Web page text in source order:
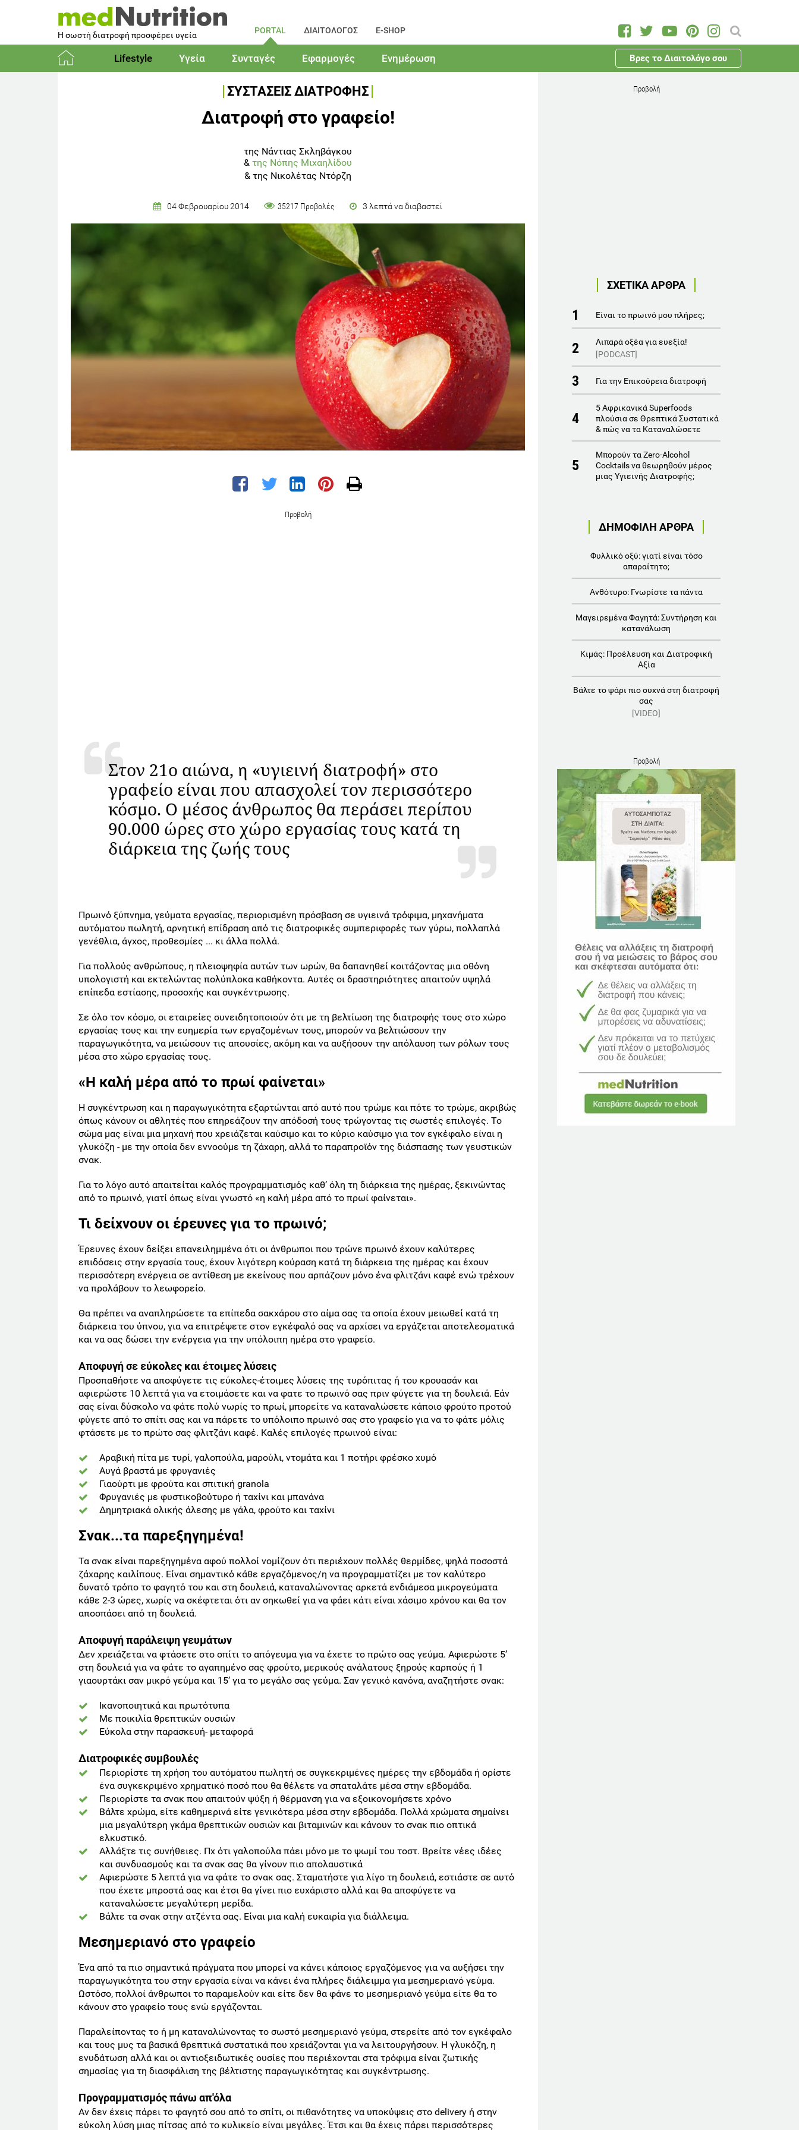
Η σωστή διατροφή προσφέρει υγεία PORTAL ΔΙΑΙΤΟΛΟΓΟΣ E-SHOP
Lifestyle Υγεία Συνταγές Εφαρμογές Ενημέρωση Βρες το Διαιτολόγο σου
ΣΥΣΤΑΣΕΙΣ ΔΙΑΤΡΟΦΗΣ
Διατροφή στο γραφείο!
της Νάντιας Σκληβάγκου
& της Νόπης Μιχαηλίδου
& της Νικολέτας Ντόρζη
04 Φεβρουαρίου 2014 35217 Προβολές 3 λεπτά να διαβαστεί
Προβολή
Στον 21ο αιώνα, η «υγιεινή διατροφή» στο
γραφείο είναι που απασχολεί τον περισσότερο
κόσμο. Ο μέσος άνθρωπος θα περάσει περίπου
90.000 ώρες στο χώρο εργασίας τους κατά τη
διάρκεια της ζωής τους
Πρωινό ξύπνημα, γεύματα εργασίας, περιορισμένη πρόσβαση σε υγιεινά τρόφιμα, μηχανήματα
αυτόματου πωλητή, αρνητική επίδραση από τις διατροφικές συμπεριφορές των γύρω, πολλαπλά
γενέθλια, άγχος, προθεσμίες ... κι άλλα πολλά.
Για πολλούς ανθρώπους, η πλειοψηφία αυτών των ωρών, θα δαπανηθεί κοιτάζοντας μια οθόνη
υπολογιστή και εκτελώντας πολύπλοκα καθήκοντα. Αυτές οι δραστηριότητες απαιτούν υψηλά
επίπεδα εστίασης, προσοχής και συγκέντρωσης.
Σε όλο τον κόσμο, οι εταιρείες συνειδητοποιούν ότι με τη βελτίωση της διατροφής τους στο χώρο
εργασίας τους και την ευημερία των εργαζομένων τους, μπορούν να βελτιώσουν την
παραγωγικότητα, να μειώσουν τις απουσίες, ακόμη και να αυξήσουν την απόλαυση των ρόλων τους
μέσα στο χώρο εργασίας τους.
«Η καλή μέρα από το πρωί φαίνεται»
Η συγκέντρωση και η παραγωγικότητα εξαρτώνται από αυτό που τρώμε και πότε το τρώμε, ακριβώς
όπως κάνουν οι αθλητές που επηρεάζουν την απόδοσή τους τρώγοντας τις σωστές επιλογές. Το
σώμα μας είναι μια μηχανή που χρειάζεται καύσιμο και το κύριο καύσιμο για τον εγκέφαλο είναι η
γλυκόζη - με την οποία δεν εννοούμε τη ζάχαρη, αλλά το παραπροϊόν της διάσπασης των γευστικών
σνακ.
Για το λόγο αυτό απαιτείται καλός προγραμματισμός καθ’ όλη τη διάρκεια της ημέρας, ξεκινώντας
από το πρωινό, γιατί όπως είναι γνωστό «η καλή μέρα από το πρωί φαίνεται».
Τι δείχνουν οι έρευνες για το πρωινό;
Έρευνες έχουν δείξει επανειλημμένα ότι οι άνθρωποι που τρώνε πρωινό έχουν καλύτερες
επιδόσεις στην εργασία τους, έχουν λιγότερη κούραση κατά τη διάρκεια της ημέρας και έχουν
περισσότερη ενέργεια σε αντίθεση με εκείνους που αρπάζουν μόνο ένα φλιτζάνι καφέ ενώ τρέχουν
να προλάβουν το λεωφορείο.
Θα πρέπει να αναπληρώσετε τα επίπεδα σακχάρου στο αίμα σας τα οποία έχουν μειωθεί κατά τη
διάρκεια του ύπνου, για να επιτρέψετε στον εγκέφαλό σας να αρχίσει να εργάζεται αποτελεσματικά
και να σας δώσει την ενέργεια για την υπόλοιπη ημέρα στο γραφείο.
Αποφυγή σε εύκολες και έτοιμες λύσεις
Προσπαθήστε να αποφύγετε τις εύκολες-έτοιμες λύσεις της τυρόπιτας ή του κρουασάν και
αφιερώστε 10 λεπτά για να ετοιμάσετε και να φατε το πρωινό σας πριν φύγετε για τη δουλειά. Εάν
σας είναι δύσκολο να φάτε πολύ νωρίς το πρωί, μπορείτε να καταναλώσετε κάποιο φρούτο προτού
φύγετε από το σπίτι σας και να πάρετε το υπόλοιπο πρωινό σας στο γραφείο για να το φάτε μόλις
φτάσετε με το πρώτο σας φλιτζάνι καφέ. Καλές επιλογές πρωινού είναι:
Αραβική πίτα με τυρί, γαλοπούλα, μαρούλι, ντομάτα και 1 ποτήρι φρέσκο χυμό
Αυγά βραστά με φρυγανιές
Γιαούρτι με φρούτα και σπιτική granola
Φρυγανιές με φυστικοβούτυρο ή ταχίνι και μπανάνα
Δημητριακά ολικής άλεσης με γάλα, φρούτο και ταχίνι
Σνακ...τα παρεξηγημένα!
Τα σνακ είναι παρεξηγημένα αφού πολλοί νομίζουν ότι περιέχουν πολλές θερμίδες, ψηλά ποσοστά
ζάχαρης καιλίπους. Είναι σημαντικό κάθε εργαζόμενος/η να προγραμματίζει με τον καλύτερο
δυνατό τρόπο το φαγητό του και στη δουλειά, καταναλώνοντας αρκετά ενδιάμεσα μικρογεύματα
κάθε 2-3 ώρες, χωρίς να σκέφτεται ότι αν σηκωθεί για να φάει κάτι είναι χάσιμο χρόνου και θα τον
αποσπάσει από τη δουλειά.
Αποφυγή παράλειψη γευμάτων
Δεν χρειάζεται να φτάσετε στο σπίτι το απόγευμα για να έχετε το πρώτο σας γεύμα. Αφιερώστε 5’
στη δουλειά για να φάτε το αγαπημένο σας φρούτο, μερικούς ανάλατους ξηρούς καρπούς ή 1
γιαουρτάκι σαν μικρό γεύμα και 15’ για το μεγάλο σας γεύμα. Σαν γενικό κανόνα, αναζητήστε σνακ:
Ικανοποιητικά και πρωτότυπα
Με ποικιλία θρεπτικών ουσιών
Εύκολα στην παρασκευή- μεταφορά
Διατροφικές συμβουλές
Περιορίστε τη χρήση του αυτόματου πωλητή σε συγκεκριμένες ημέρες την εβδομάδα ή ορίστε
ένα συγκεκριμένο χρηματικό ποσό που θα θέλετε να σπαταλάτε μέσα στην εβδομάδα.
Περιορίστε τα σνακ που απαιτούν ψύξη ή θέρμανση για να εξοικονομήσετε χρόνο
Βάλτε χρώμα, είτε καθημερινά είτε γενικότερα μέσα στην εβδομάδα. Πολλά χρώματα σημαίνει
μια μεγαλύτερη γκάμα θρεπτικών ουσιών και βιταμινών και κάνουν το σνακ πιο οπτικά
ελκυστικό.
Αλλάξτε τις συνήθειες. Πχ ότι γαλοπούλα πάει μόνο με το ψωμί του τοστ. Βρείτε νέες ιδέες
και συνδυασμούς και τα σνακ σας θα γίνουν πιο απολαυστικά
Αφιερώστε 5 λεπτά για να φάτε το σνακ σας. Σταματήστε για λίγο τη δουλειά, εστιάστε σε αυτό
που έχετε μπροστά σας και έτσι θα γίνει πιο ευχάριστο αλλά και θα αποφύγετε να
καταναλώσετε μεγαλύτερη μερίδα.
Βάλτε τα σνακ στην ατζέντα σας. Είναι μια καλή ευκαιρία για διάλλειμα.
Μεσημεριανό στο γραφείο
Ένα από τα πιο σημαντικά πράγματα που μπορεί να κάνει κάποιος εργαζόμενος για να αυξήσει την
παραγωγικότητα του στην εργασία είναι να κάνει ένα πλήρες διάλειμμα για μεσημεριανό γεύμα.
Ωστόσο, πολλοί άνθρωποι το παραμελούν και είτε δεν θα φάνε το μεσημεριανό γεύμα είτε θα το
κάνουν στο γραφείο τους ενώ εργάζονται.
Παραλείποντας το ή μη καταναλώνοντας το σωστό μεσημεριανό γεύμα, στερείτε από τον εγκέφαλο
και τους μυς τα βασικά θρεπτικά συστατικά που χρειάζονται για να λειτουργήσουν. Η γλυκόζη, η
ενυδάτωση αλλά και οι αντιοξειδωτικές ουσίες που περιέχονται στα τρόφιμα είναι ζωτικής
σημασίας για τη διασφάλιση της βέλτιστης παραγωγικότητας και συγκέντρωσης.
Προγραμματισμός πάνω απ'όλα
Αν δεν έχεις πάρει το φαγητό σου από το σπίτι, οι πιθανότητες να υποκύψεις στο delivery ή στην
εύκολη λύση μιας πίτσας από το κυλικείο είναι μεγάλες. Έτσι και θα έχεις πάρει περισσότερες
Προβολή
ΣΧΕΤΙΚΑ ΑΡΘΡΑ
1 Eίναι το πρωινό μου πλήρες;
2
Λιπαρά οξέα για ευεξία!
[PODCAST]
3 Για την Επικούρεια διατροφή
4
5 Αφρικανικά Superfoods
πλούσια σε Θρεπτικά Συστατικά
& πώς να τα Καταναλώσετε
5
Μπορούν τα Ζero-Αlcohol
Cocktails να θεωρηθούν μέρος
μιας Yγιεινής Διατροφής;
ΔΗΜΟΦΙΛΗ ΑΡΘΡΑ
Φυλλικό οξύ: γιατί είναι τόσο
απαραίτητο;
Ανθότυρο: Γνωρίστε τα πάντα
Μαγειρεμένα Φαγητά: Συντήρηση και
κατανάλωση
Κιμάς: Προέλευση και Διατροφική
Αξία
Βάλτε το ψάρι πιο συχνά στη διατροφή
σας
[VIDEO]
Προβολή